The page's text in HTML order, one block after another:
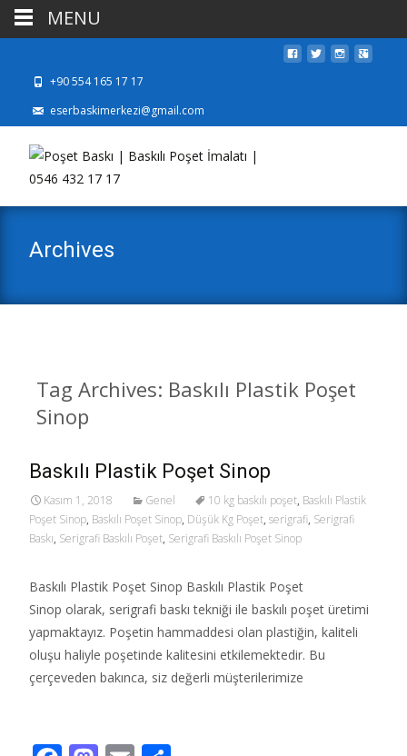
+90 554 165 17 17
eserbaskimerkezi@gmail.com
Archives
Tag Archives: Baskılı Plastik Poşet
Sinop
Baskılı Plastik Poşet Sinop
Kasım 1, 2018 Genel 10 kg baskılı poşet, Baskılı Plastik
Poşet Sinop, Baskılı Poşet Sinop, Düşük Kg Poşet, serigrafi, Serigrafi
Baskı, Serigrafi Baskılı Poşet, Serigrafi Baskılı Poşet Sinop
Baskılı Plastik Poşet Sinop Baskılı Plastik Poşet
Sinop olarak, serigrafi baskı tekniği ile baskılı poşet üretimi
yapmaktayız. Poşetin hammaddesi olan plastiğin, kaliteli
oluşu haliyle poşetinde kalitesini etkilemektedir. Bu
çerçeveden bakınca, siz değerli müşterilerimize
MENU